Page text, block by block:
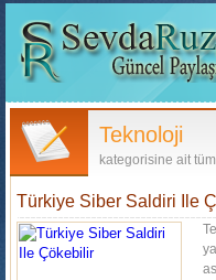
Teknoloji
kategorisine ait
Türkiye Siber Saldiri Ile